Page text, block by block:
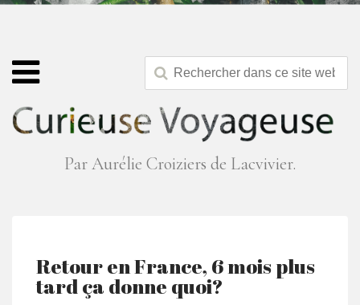
Par Aurélie Croiziers de Lacvivier.
Retour en France, 6 mois plus
tard ça donne quoi?